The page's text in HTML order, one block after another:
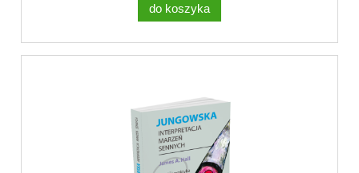
do koszyka